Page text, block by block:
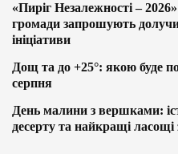
«Пиріг Незалежності –
громади запрошують
ініціативи
Дощ та до +25°: якою буде
серпня
День малини з вершками:
десерту та найкращі ласощі